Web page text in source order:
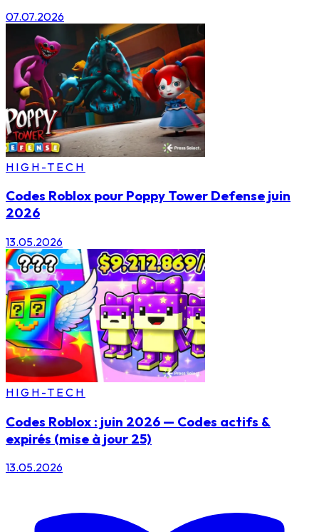
07.07.2026
HIGH-TECH
Codes Roblox pour Poppy Tower Defense juin
2026
13.05.2026
HIGH-TECH
Codes Roblox : juin 2026 — Codes actifs &
expirés (mise à jour 25)
13.05.2026